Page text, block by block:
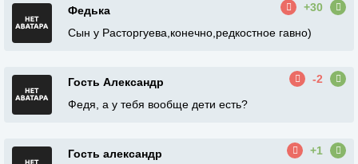
Федька
+30
Сын у Расторгуева,конечно,редкостное гавно)
Гость Александр
-2
Федя, а у тебя вообще дети есть?
Гость александр
+1